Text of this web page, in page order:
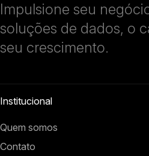
Impulsione seu
soluções de dados, o
seu crescimento.
Institucional
Quem somos
Contato